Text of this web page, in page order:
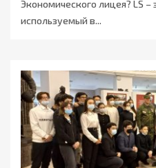
Экономического лицея? LS –
используемый в...